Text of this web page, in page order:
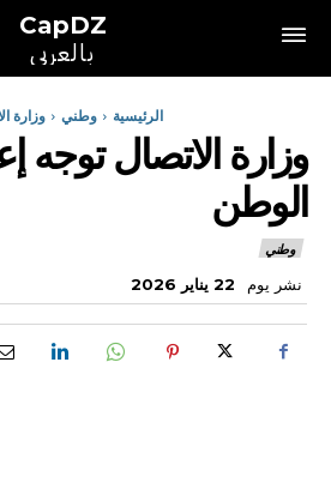
CapDZ
بالعربي
الرئيسية وطني وزارة
وزارة الاتصال توجه
الوطن
وطني
نشر يوم 22 يناير 2026